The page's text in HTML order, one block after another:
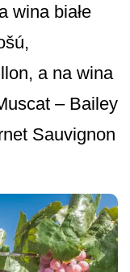
wina białe
a na wina
– Bailey
Sauvignon